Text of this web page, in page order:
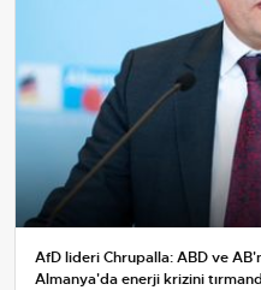
AfD lideri Chrupalla: ABD ve
Almanya'da enerji krizini